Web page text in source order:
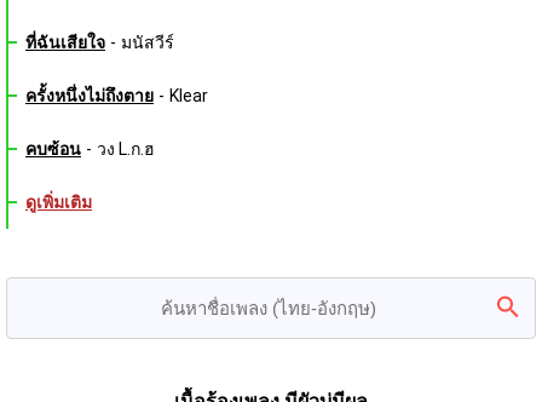
ที่ฉันเสียใจ - มนัสวีร์
ครั้งหนึ่งไม่ถึงตาย - Klear
คบซ้อน - วง L.ก.ฮ
ดูเพิ่มเติม